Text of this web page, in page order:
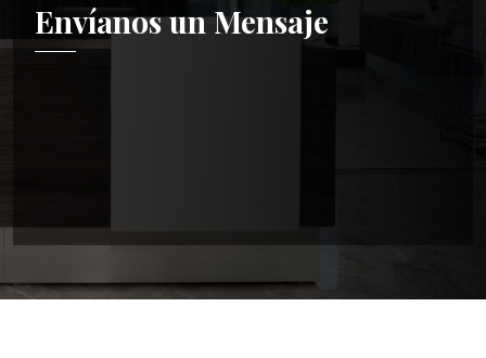
Envíanos un Mensaje